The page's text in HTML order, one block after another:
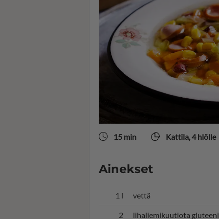
15 min Kattila, 4 hlölle
Ainekset
1 l vettä
2 lihaliemikuutiota